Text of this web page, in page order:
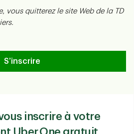
vous quitterez le site Web de la TD
S’inscrire
​inscrire​​ ​​​​à​ votre